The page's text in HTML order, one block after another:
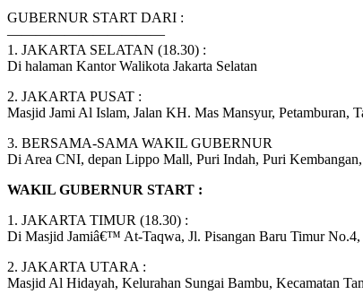
GUBERNUR START DARI :
———————————
1. JAKARTA SELATAN (18.30) :
Di halaman Kantor Walikota Jakarta Selatan
2. JAKARTA PUSAT :
Masjid Jami Al Islam, Jalan KH. Mas Mansyur, Petamburan,
3. BERSAMA-SAMA WAKIL GUBERNUR
Di Area CNI, depan Lippo Mall, Puri Indah, Puri Kembangan,
WAKIL GUBERNUR START :
1. JAKARTA TIMUR (18.30) :
Di Masjid Jamiâ€™ At-Taqwa, Jl. Pisangan Baru Timur
2. JAKARTA UTARA :
Masjid Al Hidayah, Kelurahan Sungai Bambu, Kecamatan